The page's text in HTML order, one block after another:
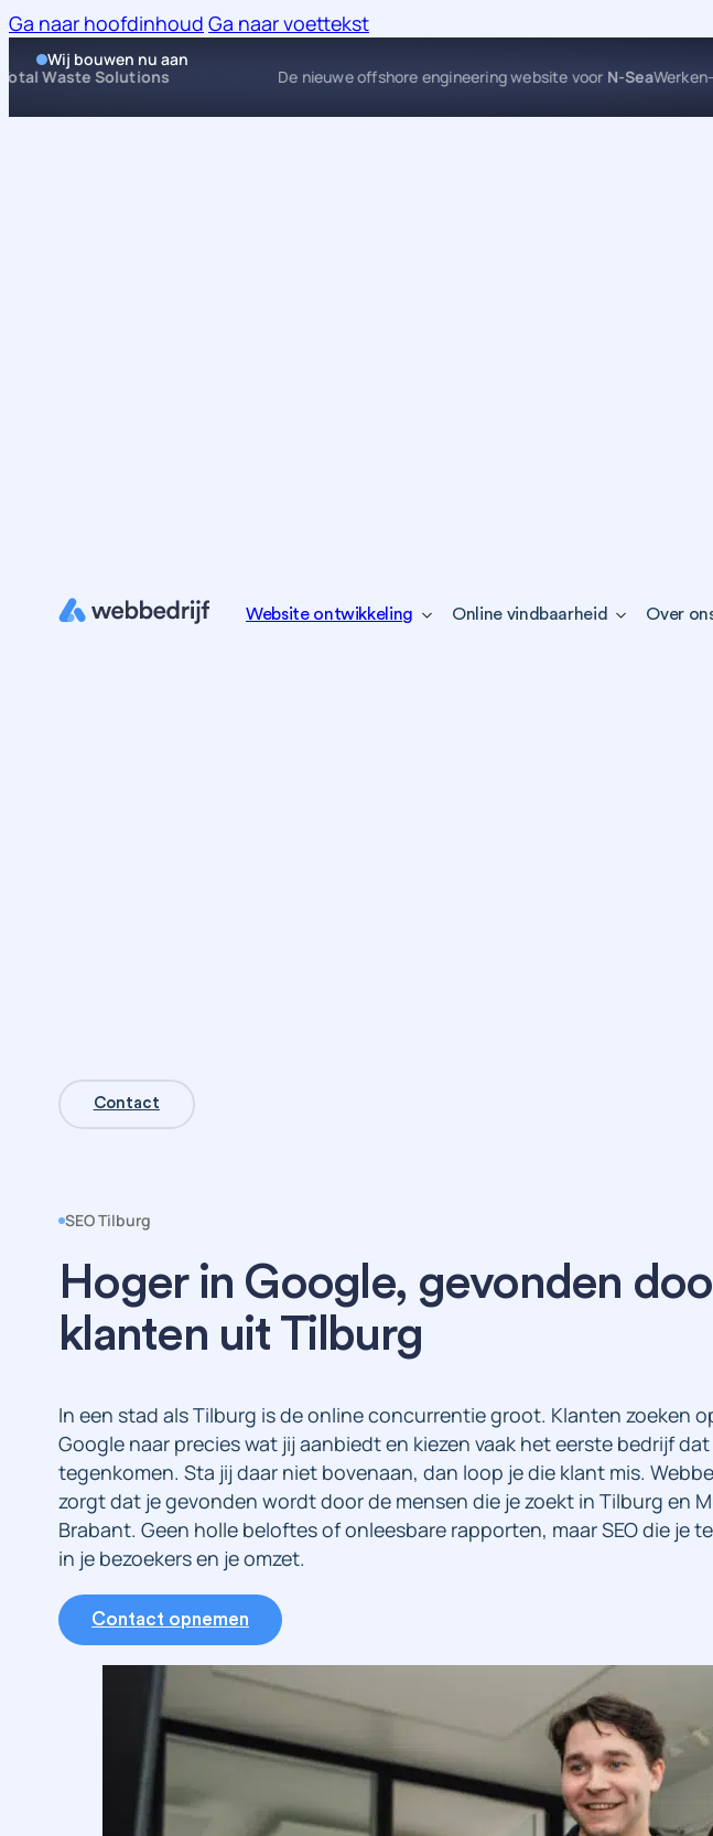
Ga naar hoofdinhoud Ga naar voettekst
Wij bouwen nu aan
Total Waste Solutions De nieuwe offshore engineering website voorN-Sea
Website ontwikkeling Online vindbaarheid Over
Contact
SEO Tilburg
Hoger in Google, gevonden
klanten uit Tilburg
In een stad als Tilburg is de online concurrentie groot. Klanten zoeken
Google naar precies wat jij aanbiedt en kiezen vaak het eerste bedrijf dat
tegenkomen. Sta jij daar niet bovenaan, dan loop je die klant mis.
zorgt dat je gevonden wordt door de mensen die je zoekt in Tilburg en
Brabant. Geen holle beloftes of onleesbare rapporten, maar SEO die je
in je bezoekers en je omzet.
Contact opnemen